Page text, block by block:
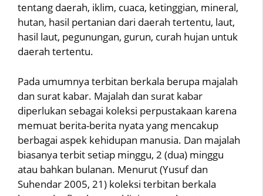
tentang daerah, iklim, cuaca, ketinggian, mineral,
hutan, hasil pertanian dari daerah tertentu, laut,
hasil laut, pegunungan, gurun, curah hujan untuk
daerah tertentu.
Pada umumnya terbitan berkala berupa majalah
dan surat kabar. Majalah dan surat kabar
diperlukan sebagai koleksi perpustakaan karena
memuat berita-berita nyata yang mencakup
berbagai aspek kehidupan manusia. Dan majalah
biasanya terbit setiap minggu, 2 (dua) minggu
atau bahkan bulanan. Menurut (Yusuf dan
Suhendar 2005, 21) koleksi terbitan berkala